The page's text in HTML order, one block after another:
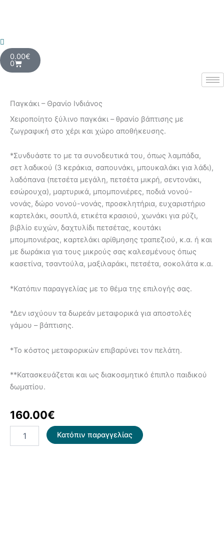
0.00€
0
Cart
Παγκάκι – Θρανίο Ινδιάνος
Χειροποίητο ξύλινο παγκάκι – θρανίο βάπτισης με
ζωγραφική στο χέρι και χώρο αποθήκευσης.
*Συνδυάστε το με τα συνοδευτικά του, όπως λαμπάδα,
σετ λαδικού (3 κεράκια, σαπουνάκι, μπουκαλάκι για λάδι),
λαδόπανα (πετσέτα μεγάλη, πετσέτα μικρή, σεντονάκι,
εσώρουχα), μαρτυρικά, μπομπονιέρες, ποδιά νονού-
νονάς, δώρο νονού-νονάς, προσκλητήρια, ευχαριστήριο
καρτελάκι, σουπλά, ετικέτα κρασιού, χωνάκι για ρύζι,
βιβλίο ευχών, δαχτυλίδι πετσέτας, κουτάκι
μπομπονιέρας, καρτελάκι αρίθμησης τραπεζιού, κ.α. ή και
με δωράκια για τους μικρούς σας καλεσμένους όπως
κασετίνα, τσαντούλα, μαξιλαράκι, πετσέτα, σοκολάτα κ.α.
*Κατόπιν παραγγελίας με το θέμα της επιλογής σας.
*Δεν ισχύουν τα δωρεάν μεταφορικά για αποστολές
γάμου – βάπτισης.
*Το κόστος μεταφορικών επιβαρύνει τον πελάτη.
**Κατασκευάζεται και ως διακοσμητικό έπιπλο παιδικού
δωματίου.
160.00€
Κατόπιν παραγγελίας